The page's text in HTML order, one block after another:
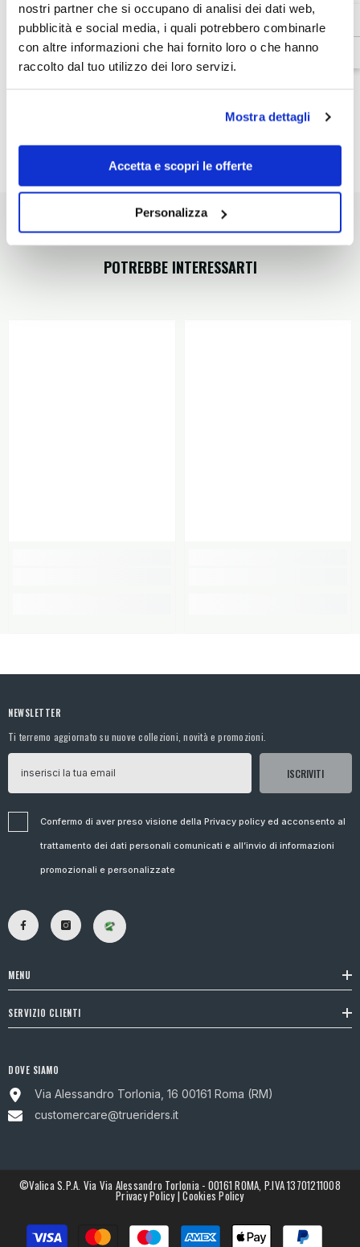
nostri partner che si occupano di analisi dei dati web,
pubblicità e social media, i quali potrebbero combinarle
con altre informazioni che hai fornito loro o che hanno
raccolto dal tuo utilizzo dei loro servizi.
Mostra dettagli
Accetta e scopri le offerte
Personalizza
-
Pantaloni
da
moto
sport
-
Pantaloni
da
moto
sport
Venditore:
Dainese
SKU:
201614081B78008
Disponibilità:
Esaurito
Dettagli prodotto
POTREBBE INTERESSARTI
NEWSLETTER
Ti terremo aggiornato su nuove collezioni, novità e promozioni.
ISCRIVITI
Confermo di aver preso visione della Privacy policy ed acconsento al
trattamento dei dati personali comunicati e all’invio di informazioni
promozionali e personalizzate
MENU
SERVIZIO CLIENTI
DOVE SIAMO
Via Alessandro Torlonia, 16 00161 Roma (RM)
customercare@trueriders.it
©Valica S.p.A. Via Via Alessandro Torlonia - 00161 ROMA, P.IVA 13701211008
Privacy Policy|Cookies Policy
Metodi
di